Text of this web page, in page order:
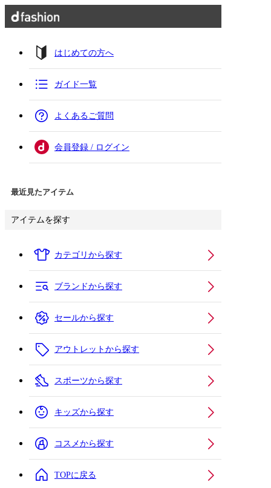
はじめての方へ
ガイド一覧
よくあるご質問
会員登録 / ログイン
最近見たアイテム
アイテムを探す
カテゴリから探す
ブランドから探す
セールから探す
アウトレットから探す
スポーツから探す
キッズから探す
コスメから探す
TOPに戻る